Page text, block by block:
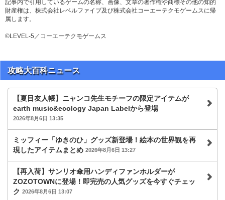
記事内で引用しているゲームの名称、画像、文章の著作権や商標その他の知的
財産権は、株式会社レベルファイブ及び株式会社コーエーテクモゲームスに帰
属します。
©LEVEL-5／コーエーテクモゲームス
攻略大百科ニュース
【夏目友人帳】ニャンコ先生モチーフの限定アイテムが
earth music&ecology Japan Labelから登場
2026年8月6日 13:35
ミッフィー「ゆきのひ」グッズ新登場！絵本の世界観を再
現したアイテムまとめ 2026年8月6日 13:27
【再入荷】サンリオ傘用ハンディファンホルダーが
ZOZOTOWNに登場！即完売の人気グッズを今すぐチェッ
ク 2026年8月6日 13:07